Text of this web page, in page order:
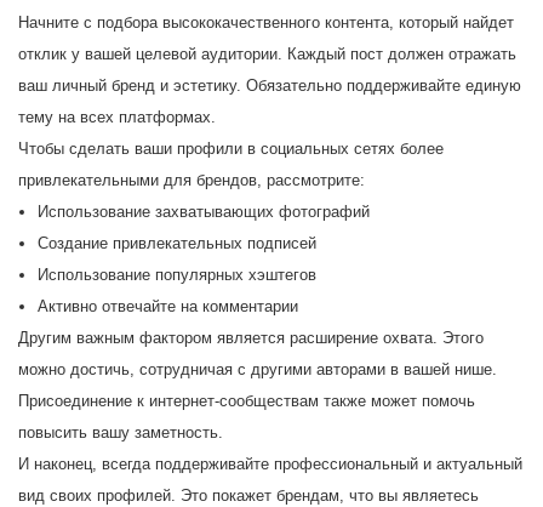
Начните с подбора высококачественного контента, который найдет
отклик у вашей целевой аудитории. Каждый пост должен отражать
ваш личный бренд и эстетику. Обязательно поддерживайте единую
тему на всех платформах.
Чтобы сделать ваши профили в социальных сетях более
привлекательными для брендов, рассмотрите:
Использование захватывающих фотографий
Создание привлекательных подписей
Использование популярных хэштегов
Активно отвечайте на комментарии
Другим важным фактором является расширение охвата. Этого
можно достичь, сотрудничая с другими авторами в вашей нише.
Присоединение к интернет-сообществам также может помочь
повысить вашу заметность.
И наконец, всегда поддерживайте профессиональный и актуальный
вид своих профилей. Это покажет брендам, что вы являетесь